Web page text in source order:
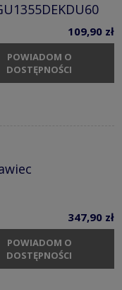
109,90 zł
POWIADOM O
DOSTĘPNOŚCI
347,90 zł
POWIADOM O
DOSTĘPNOŚCI